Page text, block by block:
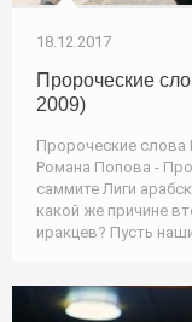
18.12.2017
Пророческие
2009)
Пророческие
Романа Попова -
саммите Лиги
какой же причине
иракцев? Пусть